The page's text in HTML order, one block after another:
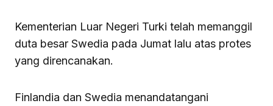
Kementerian Luar Negeri Turki telah memanggil
duta besar Swedia pada Jumat lalu atas protes
yang direncanakan.
Finlandia dan Swedia menandatangani